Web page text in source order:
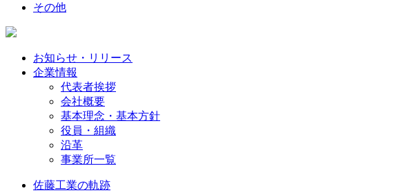
その他
お知らせ・リリース
企業情報
代表者挨拶
会社概要
基本理念・基本方針
役員・組織
沿革
事業所一覧
佐藤工業の軌跡